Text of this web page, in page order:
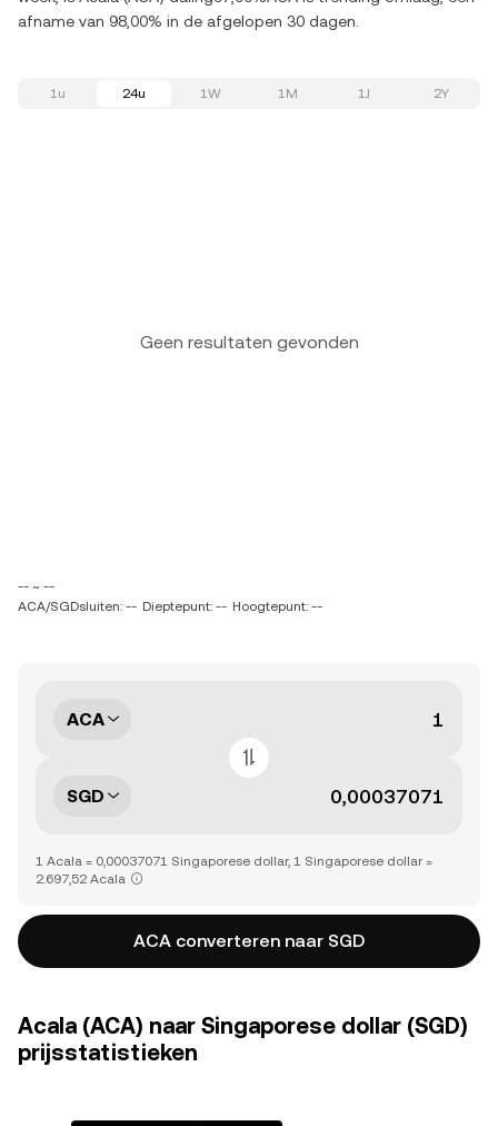
afname van 98,00% in de afgelopen 30 dagen.
1u 24u 1W 1M 1J 2Y
Geen resultaten gevonden
-- ~ --
ACA/SGDsluiten: -- Dieptepunt: -- Hoogtepunt: --
ACA
SGD
1 Acala = 0,00037071 Singaporese dollar, 1 Singaporese dollar =
2.697,52 Acala
ACA converteren naar SGD
Acala (ACA) naar Singaporese dollar (SGD)
prijsstatistieken